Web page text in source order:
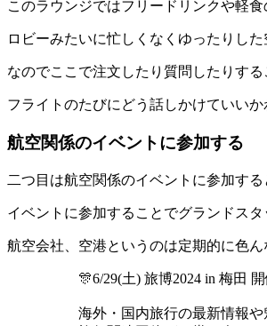
このラウンジではフリードリンクや軽
ロビーみたいに忙しくなくゆったりし
なのでここで注文したり質問したりす
フライトのたびにどう話しかけていい
航空関係のイベントに参加する
二つ目は航空関係のイベントに参加する
イベントに参加することでグランドス
航空会社、空港というのは定期的に色ん
🎊6/29(土) 旅博2024 in 梅田
海外・国内旅行の最新情報